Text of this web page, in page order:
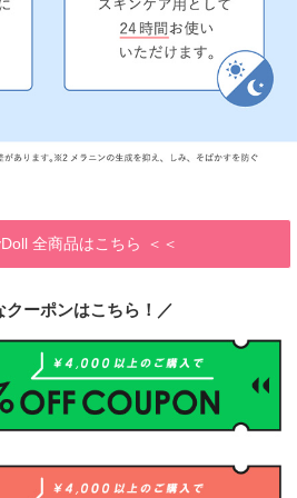
全商品はこちら
クーポンはこちら！／